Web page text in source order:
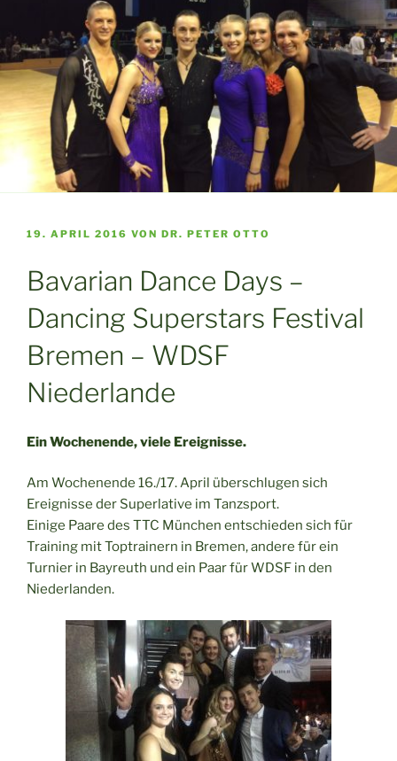
VERÖFFENTLICHT
19. APRIL 2016 VON DR. PETER OTTO
Bavarian Dance Days –
Dancing Superstars Festival
Bremen – WDSF
Niederlande
Ein Wochenende, viele Ereignisse.
Am Wochenende 16./17. April überschlugen sich
Ereignisse der Superlative im Tanzsport.
Einige Paare des TTC München entschieden sich für
Training mit Toptrainern in Bremen, andere für ein
Turnier in Bayreuth und ein Paar für WDSF in den
Niederlanden.